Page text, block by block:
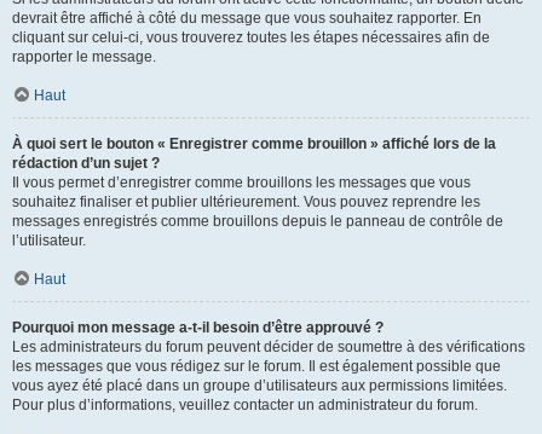
devrait être affiché à côté du message que vous souhaitez rapporter. En
cliquant sur celui-ci, vous trouverez toutes les étapes nécessaires afin de
rapporter le message.
Haut
À quoi sert le bouton « Enregistrer comme brouillon » affiché lors de la
rédaction d’un sujet ?
Il vous permet d’enregistrer comme brouillons les messages que vous
souhaitez finaliser et publier ultérieurement. Vous pouvez reprendre les
messages enregistrés comme brouillons depuis le panneau de contrôle de
l’utilisateur.
Haut
Pourquoi mon message a-t-il besoin d’être approuvé ?
Les administrateurs du forum peuvent décider de soumettre à des vérifications
les messages que vous rédigez sur le forum. Il est également possible que
vous ayez été placé dans un groupe d’utilisateurs aux permissions limitées.
Pour plus d’informations, veuillez contacter un administrateur du forum.